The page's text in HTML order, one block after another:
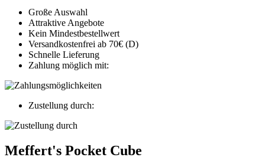
Große Auswahl
Attraktive Angebote
Kein Mindestbestellwert
Versandkostenfrei ab 70€ (D)
Schnelle Lieferung
Zahlung möglich mit:
Zustellung durch:
Meffert's Pocket Cube